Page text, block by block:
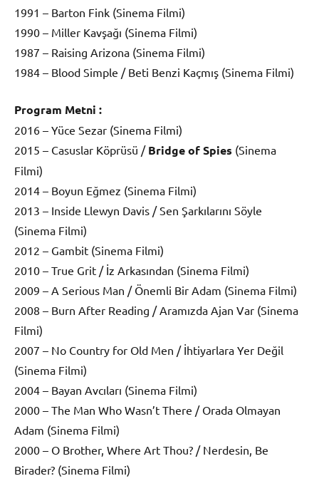
1991 – Barton Fink (Sinema Filmi)
1990 – Miller Kavşağı (Sinema Filmi)
1987 – Raising Arizona (Sinema Filmi)
1984 – Blood Simple / Beti Benzi Kaçmış (Sinema Filmi)
Program Metni :
2016 – Yüce Sezar (Sinema Filmi)
2015 – Casuslar Köprüsü / Bridge of Spies (Sinema
Filmi)
2014 – Boyun Eğmez (Sinema Filmi)
2013 – Inside Llewyn Davis / Sen Şarkılarını Söyle
(Sinema Filmi)
2012 – Gambit (Sinema Filmi)
2010 – True Grit / İz Arkasından (Sinema Filmi)
2009 – A Serious Man / Önemli Bir Adam (Sinema Filmi)
2008 – Burn After Reading / Aramızda Ajan Var (Sinema
Filmi)
2007 – No Country for Old Men / İhtiyarlara Yer Değil
(Sinema Filmi)
2004 – Bayan Avcıları (Sinema Filmi)
2000 – The Man Who Wasn’t There / Orada Olmayan
Adam (Sinema Filmi)
2000 – O Brother, Where Art Thou? / Nerdesin, Be
Birader? (Sinema Filmi)